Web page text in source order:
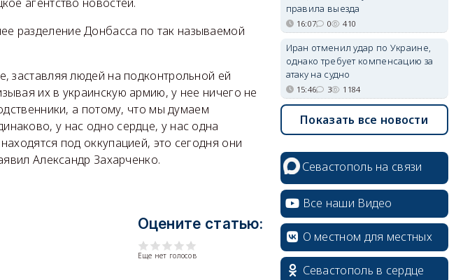
агентство новостей.
разделение Донбасса по так называемой
заставляя людей на подконтрольной ей
их в украинскую армию, у нее ничего не
а потому, что мы думаем
у нас одно сердце, у нас одна
под оккупацией, это сегодня они
Александр Захарченко.
Оцените статью:
Еще нет голосов
правила выезда
16:07 0 410
Иран отменил удар по Украине,
однако требует компенсацию за
атаку на судно
15:46 3 1184
Показать все новости
Севастополь на связи
Все наши Видео
О местном для местных
Севастополь в сердце